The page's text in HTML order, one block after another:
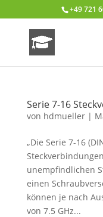
+49 721
Serie 7-16
von hdmueller|
„Die Serie 7-16
unempfindlichen
einen
können je nach
von 7.5 GHz...